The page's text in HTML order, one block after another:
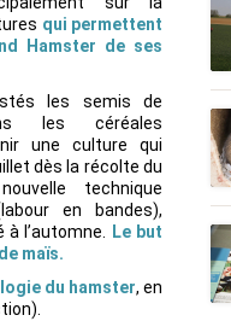
qui permettent
Hamster de ses
les semis de
les céréales
une culture qui
dès la récolte du
technique
en bandes),
l’automne.
Le but
maïs.
du hamster, en